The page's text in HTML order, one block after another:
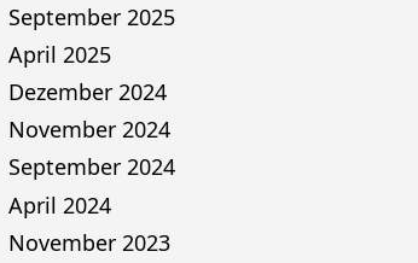
September 2025
April 2025
Dezember 2024
November 2024
September 2024
April 2024
November 2023